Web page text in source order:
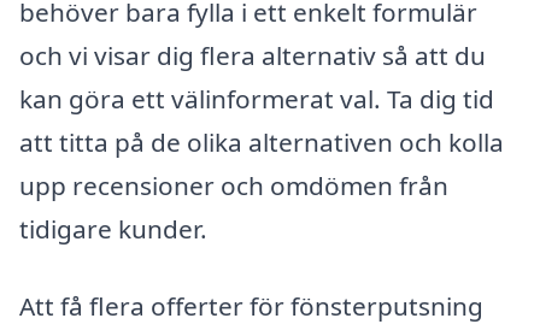
behöver bara fylla i ett enkelt formulär
och vi visar dig flera alternativ så att du
kan göra ett välinformerat val. Ta dig tid
att titta på de olika alternativen och kolla
upp recensioner och omdömen från
tidigare kunder.
Att få flera offerter för fönsterputsning